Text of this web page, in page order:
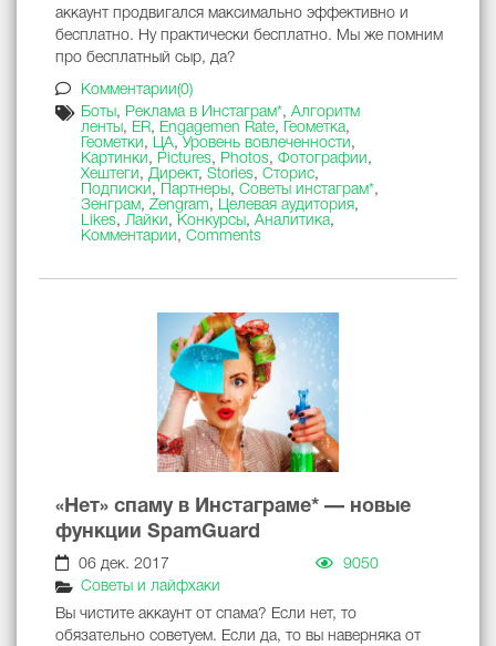
аккаунт продвигался максимально эффективно и
бесплатно. Ну практически бесплатно. Мы же помним
про бесплатный сыр, да?
Комментарии(0)
Боты, Реклама в Инстаграм*, Алгоритм
ленты, ER, Engagemen Rate, Геометка,
Геометки, ЦА, Уровень вовлеченности,
Картинки, Pictures, Photos, Фотографии,
Хештеги, Директ, Stories, Сторис,
Подписки, Партнеры, Советы инстаграм*,
Зенграм, Zengram, Целевая аудитория,
Likes, Лайки, Конкурсы, Аналитика,
Комментарии, Comments
«Нет» спаму в Инстаграме* — новые
функции SpamGuard
06 дек. 2017
9050
Советы и лайфхаки
Вы чистите аккаунт от спама? Если нет, то
обязательно советуем. Если да, то вы наверняка от